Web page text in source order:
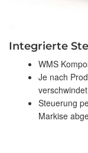
Integrierte
WMS
Je nach
Steuerung
Markise